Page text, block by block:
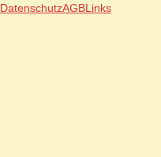
DatenschutzAGBLinks